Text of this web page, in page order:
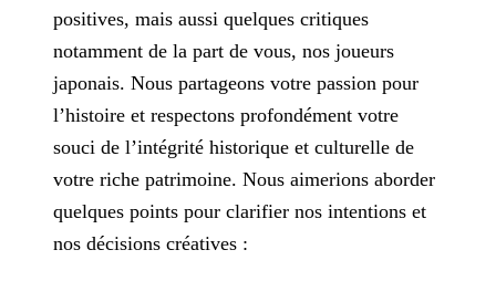
positives, mais aussi quelques critiques
notamment de la part de vous, nos joueurs
japonais. Nous partageons votre passion pour
l’histoire et respectons profondément votre
souci de l’intégrité historique et culturelle de
votre riche patrimoine. Nous aimerions aborder
quelques points pour clarifier nos intentions et
nos décisions créatives :